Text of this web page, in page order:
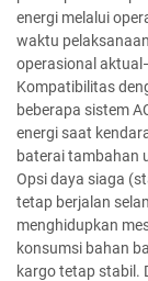
energi melalui
waktu
operasional
Kompatibilitas
beberapa sistem
energi saat
baterai tambahan
Opsi daya siaga
tetap berjalan
menghidupkan
konsumsi bahan
kargo tetap stabil.